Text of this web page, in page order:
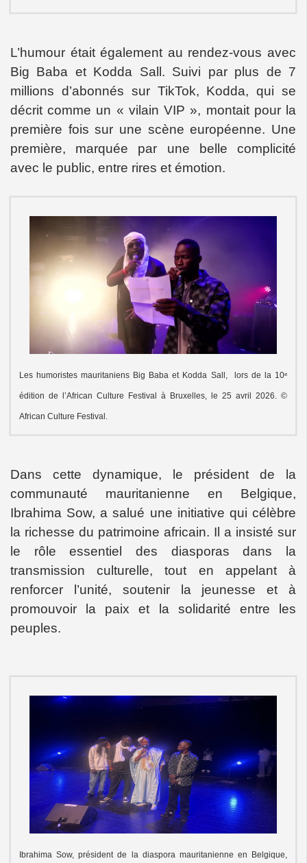
L’humour était également au rendez-vous avec
Big Baba et Kodda Sall. Suivi par plus de 7
millions d’abonnés sur TikTok, Kodda, qui se
décrit comme un « vilain VIP », montait pour la
première fois sur une scène européenne. Une
première, marquée par une belle complicité
avec le public, entre rires et émotion.
Les humoristes mauritaniens Big Baba et Kodda Sall, lors de la 10ᵉ
édition de l’African Culture Festival à Bruxelles, le 25 avril 2026. ©
African Culture Festival.
Dans cette dynamique, le président de la
communauté mauritanienne en Belgique,
Ibrahima Sow, a salué une initiative qui célèbre
la richesse du patrimoine africain. Il a insisté sur
le rôle essentiel des diasporas dans la
transmission culturelle, tout en appelant à
renforcer l’unité, soutenir la jeunesse et à
promouvoir la paix et la solidarité entre les
peuples.
Ibrahima Sow, président de la diaspora mauritanienne en Belgique,